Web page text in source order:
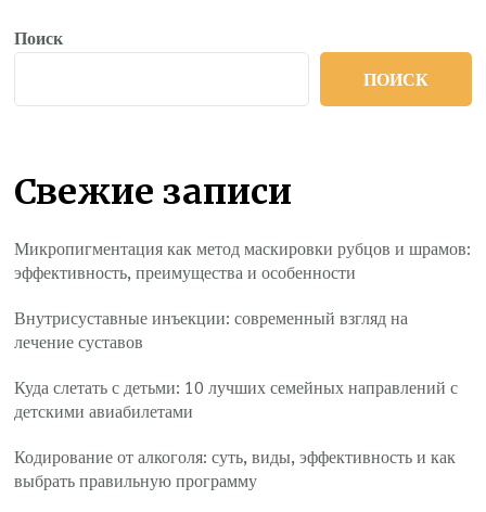
Поиск
ПОИСК
Свежие записи
Микропигментация как метод маскировки рубцов и шрамов:
эффективность, преимущества и особенности
Внутрисуставные инъекции: современный взгляд на
лечение суставов
Куда слетать с детьми: 10 лучших семейных направлений с
детскими авиабилетами
Кодирование от алкоголя: суть, виды, эффективность и как
выбрать правильную программу